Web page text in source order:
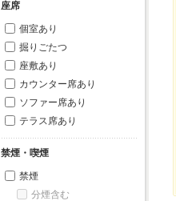
座席
個室あり
掘りごたつ
座敷あり
カウンター席あり
ソファー席あり
テラス席あり
禁煙・喫煙
禁煙
分煙含む